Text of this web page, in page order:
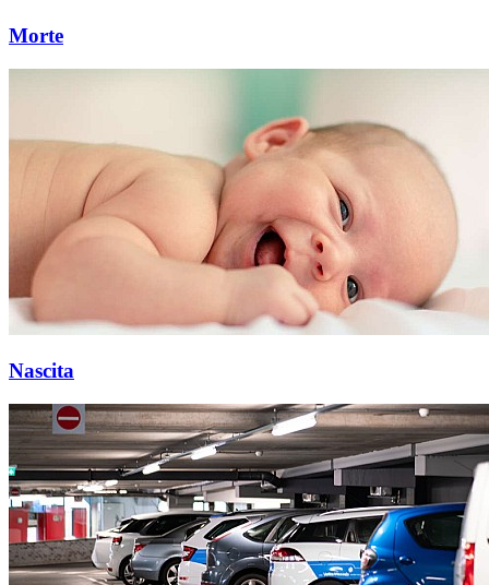
Morte
Nascita